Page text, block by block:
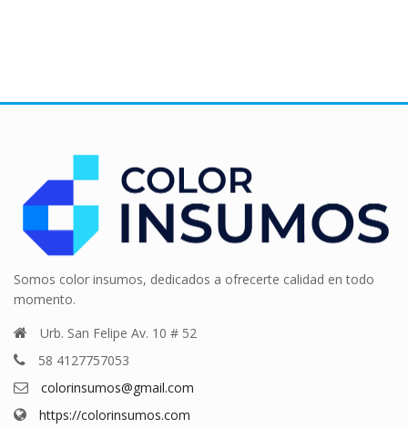
Somos color insumos, dedicados a ofrecerte calidad en todo
momento.
Urb. San Felipe Av. 10 # 52
58 4127757053
colorinsumos@gmail.com
https://colorinsumos.com